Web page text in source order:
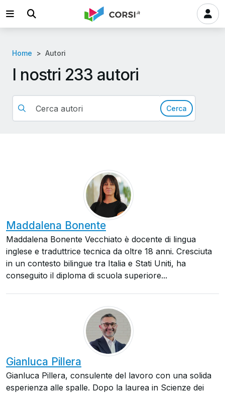
Home Autori
I nostri 233 autori
Cerca
Maddalena Bonente
Maddalena Bonente Vecchiato è docente di lingua
inglese e traduttrice tecnica da oltre 18 anni. Cresciuta
in un contesto bilingue tra Italia e Stati Uniti, ha
conseguito il diploma di scuola superiore...
Gianluca Pillera
Gianluca Pillera, consulente del lavoro con una solida
esperienza alle spalle. Dopo la laurea in Scienze dei